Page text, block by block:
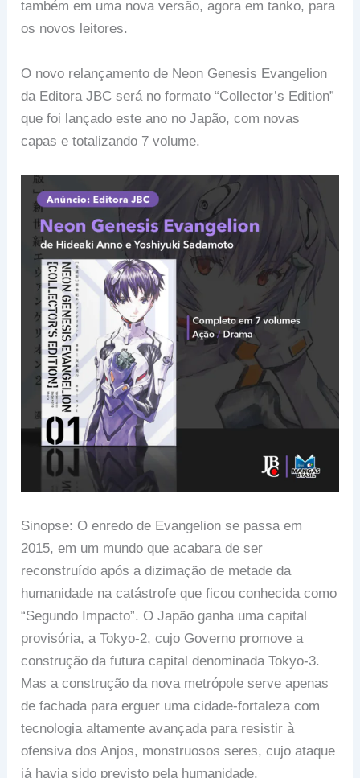
também em uma nova versão, agora em tanko, para
os novos leitores.
O novo relançamento de Neon Genesis Evangelion
da Editora JBC será no formato “Collector’s Edition”
que foi lançado este ano no Japão, com novas
capas e totalizando 7 volume.
Sinopse: O enredo de Evangelion se passa em
2015, em um mundo que acabara de ser
reconstruído após a dizimação de metade da
humanidade na catástrofe que ficou conhecida como
“Segundo Impacto”. O Japão ganha uma capital
provisória, a Tokyo-2, cujo Governo promove a
construção da futura capital denominada Tokyo-3.
Mas a construção da nova metrópole serve apenas
de fachada para erguer uma cidade-fortaleza com
tecnologia altamente avançada para resistir à
ofensiva dos Anjos, monstruosos seres, cujo ataque
já havia sido previsto pela humanidade.